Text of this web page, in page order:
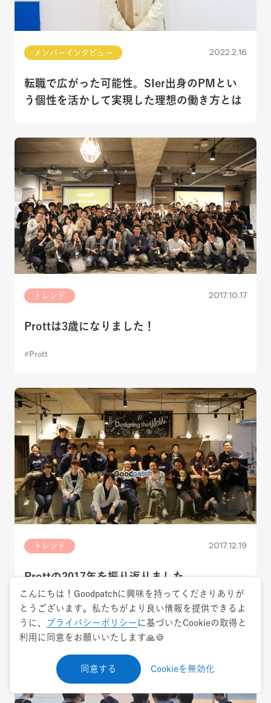
メンバーインタビュー 2022.2.16
転職で広がった可能性。SIer出身のPMとい
う個性を活かして実現した理想の働き方とは
トレンド 2017.10.17
Prottは3歳になりました！
Prott
トレンド 2017.12.19
Prottの2017年を振り返りました
開発 Prott
こんにちは！Goodpatchに興味を持ってくださりありが
とうございます。私たちがより良い情報を提供できるよ
うに、
プライバシーポリシー に基づいたCookieの取得と
利用に同意をお願いいたします🙏🍪
同意する Cookieを無効化